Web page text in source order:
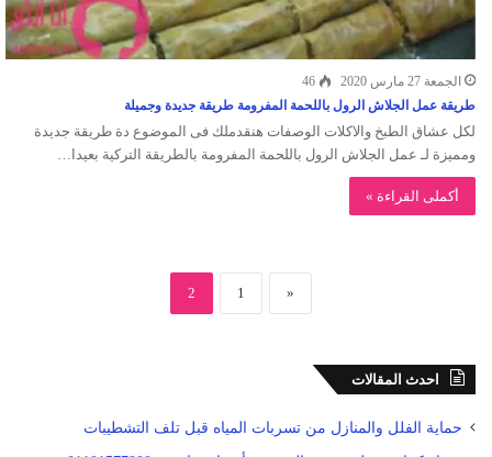
الجمعة 27 مارس 2020
46
طريقة عمل الجلاش الرول باللحمة المفرومة طريقة جديدة وجميلة
لكل عشاق الطبخ والاكلات الوصفات هنقدملك فى الموضوع دة طريقة جديدة
ومميزة لـ عمل الجلاش الرول باللحمة المفرومة بالطريقة التركية بعيدا…
أكملى القراءة »
«
1
2
احدث المقالات
حماية الفلل والمنازل من تسربات المياه قبل تلف التشطيبات